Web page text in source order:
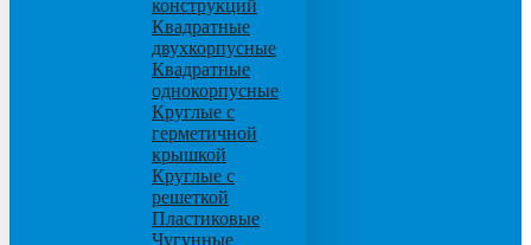
конструкций
Квадратные
двухкорпусные
Квадратные
однокорпусные
Круглые с
герметичной
крышкой
Круглые с
решеткой
Пластиковые
Чугунные